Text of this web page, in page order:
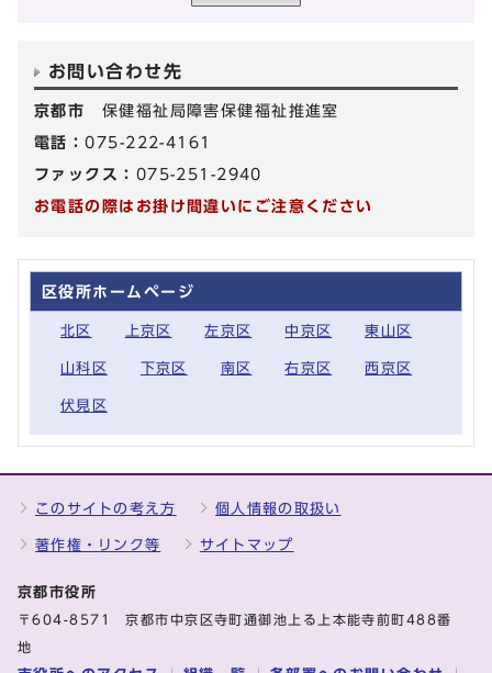
お問い合わせ先
京都市 保健福祉局障害保健福祉推進室
電話：075-222-4161
ファックス： 075-251-2940
お電話の際はお掛け間違いにご注意ください
区役所ホームページ
北区 上京区 左京区 中京区 東山区
山科区 下京区 南区 右京区 西京区
伏見区
このサイトの考え方 個人情報の取扱い
著作権・リンク等 サイトマップ
京都市役所
〒604-8571 京都市中京区寺町通御池上る上本能寺前町488番
地